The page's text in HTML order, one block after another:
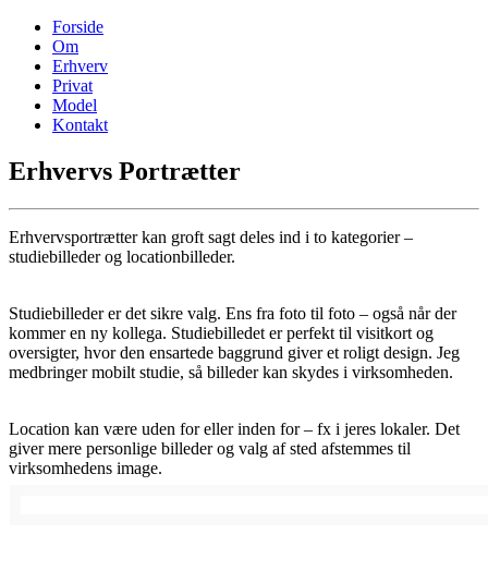
Forside
Om
Erhverv
Privat
Model
Kontakt
Erhvervs Portrætter
Erhvervsportrætter kan groft sagt deles ind i to kategorier –
studiebilleder og locationbilleder.
Studiebilleder er det sikre valg. Ens fra foto til foto – også når der
kommer en ny kollega. Studiebilledet er perfekt til visitkort og
oversigter, hvor den ensartede baggrund giver et roligt design. Jeg
medbringer mobilt studie, så billeder kan skydes i virksomheden.
Location kan være uden for eller inden for – fx i jeres lokaler. Det
giver mere personlige billeder og valg af sted afstemmes til
virksomhedens image.